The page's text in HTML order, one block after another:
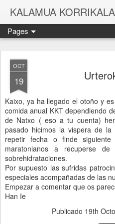
KALAMUA
Pages
OCT
19
Kaixo, ya ha llegado el otoño y
comida anual KKT dependiendo
de Natxo ( eso a tu cuenta)
pasado hicimos la vispera de
repetir fecha o finde
maratonianos a recuperse
sobrehidrataciones.
Por supuesto las sufridas
especiales acompañadas de las
Empezar a comentar que os
Han Ie
Publicado 19th